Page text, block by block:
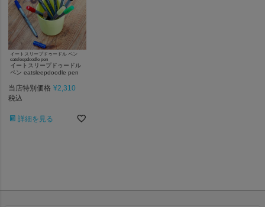
イートスリープドゥードル ペン
eatsleepdoodle pen
イートスリープドゥードル
ペン eatsleepdoodle pen
当店特別価格 ¥2,310
税込
詳細を見る